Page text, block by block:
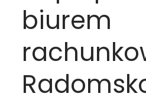
biurem